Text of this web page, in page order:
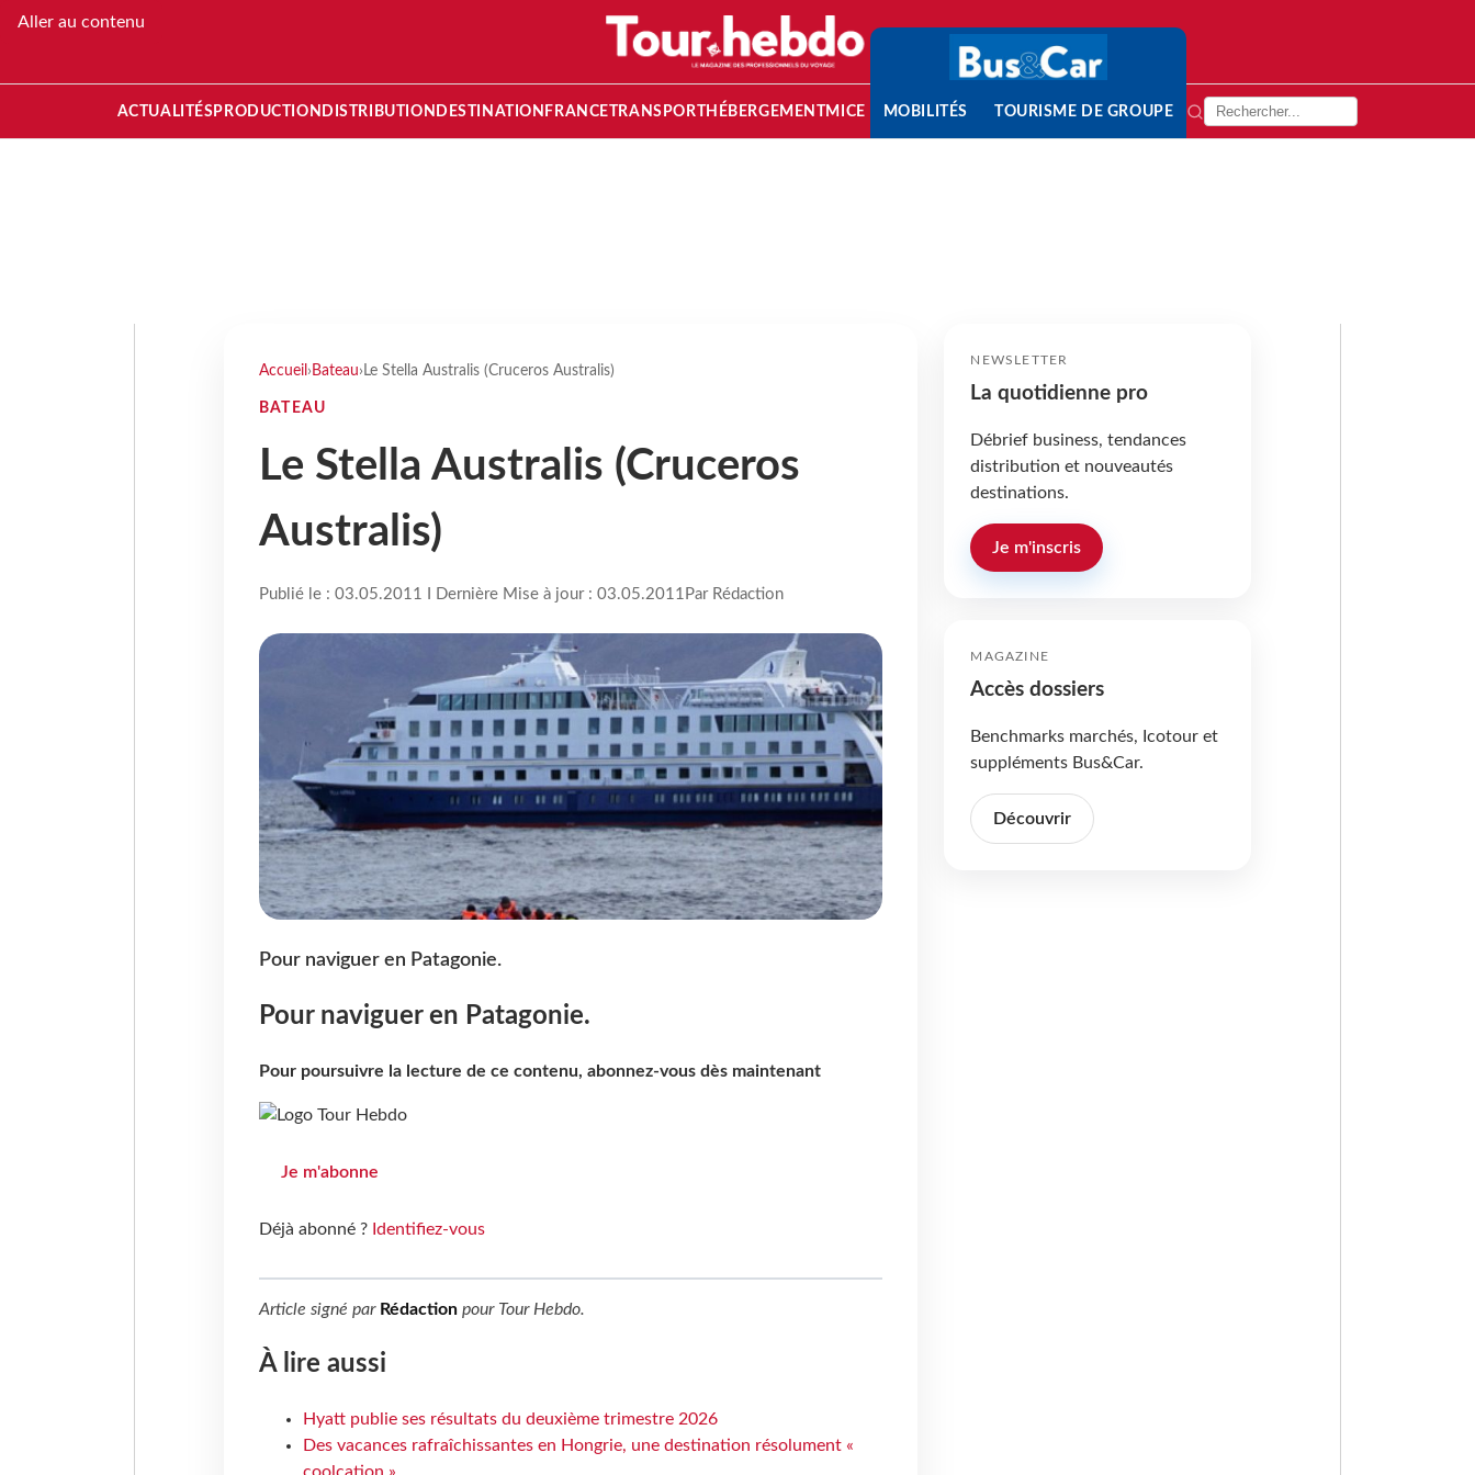
Aller au contenu
ACTUALITÉS PRODUCTION DISTRIBUTION DESTINATION FRANCETRANSPORT HÉBERGEMENTMICE MOBILITÉS TOURISME DE GROUPE
Accueil › Bateau› Le Stella Australis (Cruceros Australis)
BATEAU
Le Stella Australis (Cruceros
Australis)
Publié le : 03.05.2011 I Dernière Mise à jour : 03.05.2011 Par Rédaction
Pour naviguer en Patagonie.
Pour naviguer en Patagonie.
Pour poursuivre la lecture de ce contenu, abonnez-vous dès maintenant
Je m'abonne
Déjà abonné ? Identifiez-vous
Article signé par Rédactionpour Tour Hebdo.
À lire aussi
Hyatt publie ses résultats du deuxième trimestre 2026
Des vacances rafraîchissantes en Hongrie, une destination résolument «
NEWSLETTER
La quotidienne pro
Débrief business, tendances
distribution et nouveautés
destinations.
Je m'inscris
MAGAZINE
Accès dossiers
Benchmarks marchés, Icotour et
suppléments Bus&Car.
Découvrir